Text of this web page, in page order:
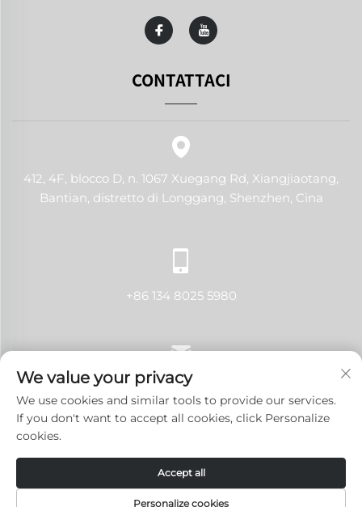
CONTATTACI
412, 4F, blocco D, n. 1067 Xuegang Rd, Xiangjiaotang,
Bantian, distretto di Longgang, Shenzhen, Cina
+86 134 8025 5980
[email protected]
Copyright © 2024 Shenzhen LANJI Tech Co., Ltd. Tutti i
Informativa sulla Privacy
We value your privacy
We use cookies and similar tools to provide our services.
If you don't want to accept all cookies, click Personalize
cookies.
Personalize cookies
Accept all